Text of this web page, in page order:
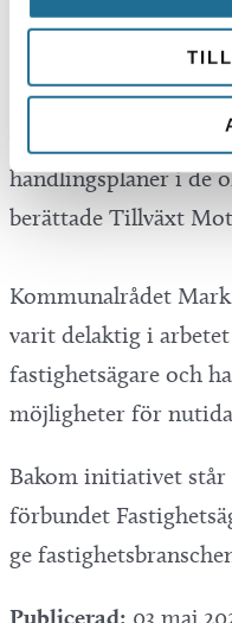
– Från
gedigna material
workshops, för att ta
handlingsplaner i de
berättade Tillväxt
Kommunalrådet
varit delaktig i
fastighetsägare och
möjligheter för
Bakom initiativet står
förbundet
ge
Publicerad: 03 maj